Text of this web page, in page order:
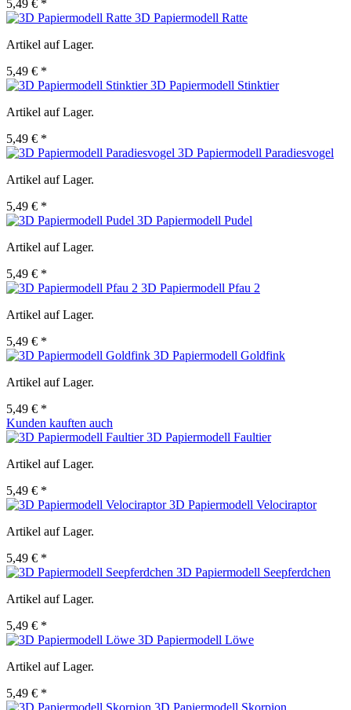
5,49 € *
3D Papiermodell Ratte
Artikel auf Lager.
5,49 € *
3D Papiermodell Stinktier
Artikel auf Lager.
5,49 € *
3D Papiermodell Paradiesvogel
Artikel auf Lager.
5,49 € *
3D Papiermodell Pudel
Artikel auf Lager.
5,49 € *
3D Papiermodell Pfau 2
Artikel auf Lager.
5,49 € *
3D Papiermodell Goldfink
Artikel auf Lager.
5,49 € *
Kunden kauften auch
3D Papiermodell Faultier
Artikel auf Lager.
5,49 € *
3D Papiermodell Velociraptor
Artikel auf Lager.
5,49 € *
3D Papiermodell Seepferdchen
Artikel auf Lager.
5,49 € *
3D Papiermodell Löwe
Artikel auf Lager.
5,49 € *